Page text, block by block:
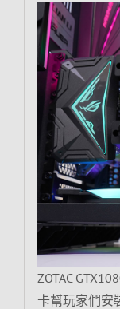
ZOTAC
卡幫玩家們安